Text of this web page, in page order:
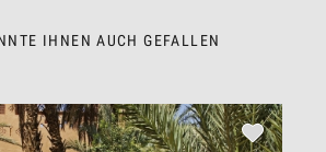
IHNEN AUCH GEFALLEN